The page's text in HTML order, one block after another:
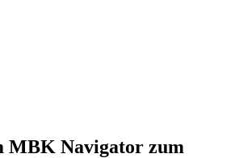
MBK Navigator zum